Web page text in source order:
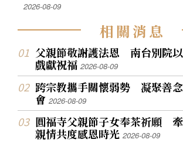
2026-08-09
相關消息
父親節敬謝護法恩 南台別院
戲獻祝福2026-08-09
跨宗教攜手關懷弱勢 凝聚善
會2026-08-09
圓福寺父親節子女奉茶祈願
親情共度感恩時光2026-08-09